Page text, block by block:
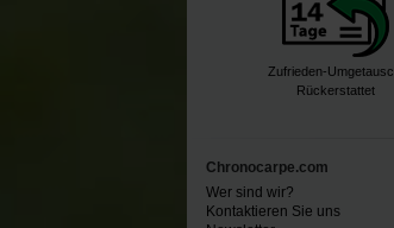
Zufrieden-
Rückerstattet
Chronocarpe.com
Wer sind wir?
Kontaktieren Sie uns